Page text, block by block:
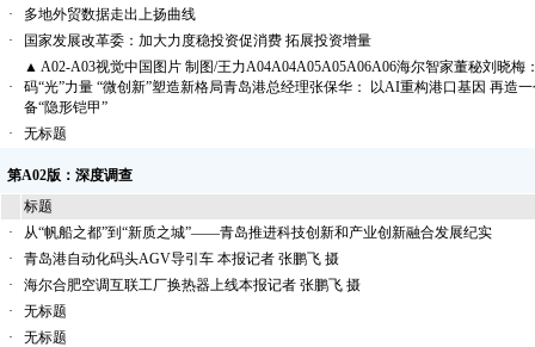
·
多地外贸数据走出上扬曲线
·
国家发展改革委：加大力度稳投资促消费 拓展投资增量
·
▲ A02-A03视觉中国图片 制图/王力A04A04A05A05A06A06海尔智家董秘刘晓
码“光”力量 “微创新”塑造新格局青岛港总经理张保华： 以AI重构港口基因 再
备“隐形铠甲”
·
无标题
第A02版：深度调查
标题
·
从“帆船之都”到“新质之城”——青岛推进科技创新和产业创新融合发展纪实
·
青岛港自动化码头AGV导引车 本报记者 张鹏飞 摄
·
海尔合肥空调互联工厂换热器上线本报记者 张鹏飞 摄
·
无标题
·
无标题